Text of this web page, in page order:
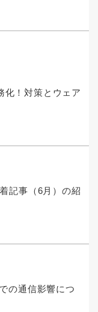
化！対策とウェア
記事（6月）の紹
の通信影響につ